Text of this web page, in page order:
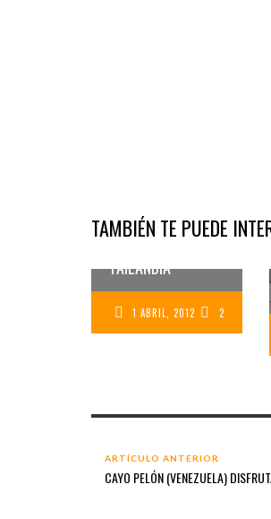
TAMBIÉN TE PUEDE
ENCONTRAR EN UN
TAILANDIA
1 ABRIL, 2012 2
ARTÍCULO ANTERIOR
CAYO PELÓN (VENEZUELA)